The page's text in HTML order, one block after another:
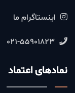
اینستاگرام ما
021-55901823
نمادهای اعتماد